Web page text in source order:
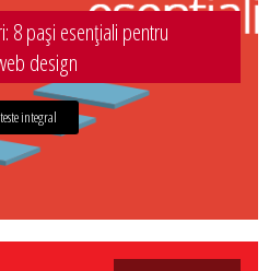
8 pași esențiali pentru
design
integral